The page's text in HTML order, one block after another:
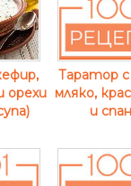
орехи
Таратор с
мляко,
и